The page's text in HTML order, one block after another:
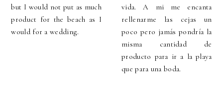
but I would not put as much
product for the beach as I
would for a wedding.
vida. A mi me encanta
rellenarme las cejas un
poco pero jamás pondría la
misma cantidad de
producto para ir a la playa
que para una boda.